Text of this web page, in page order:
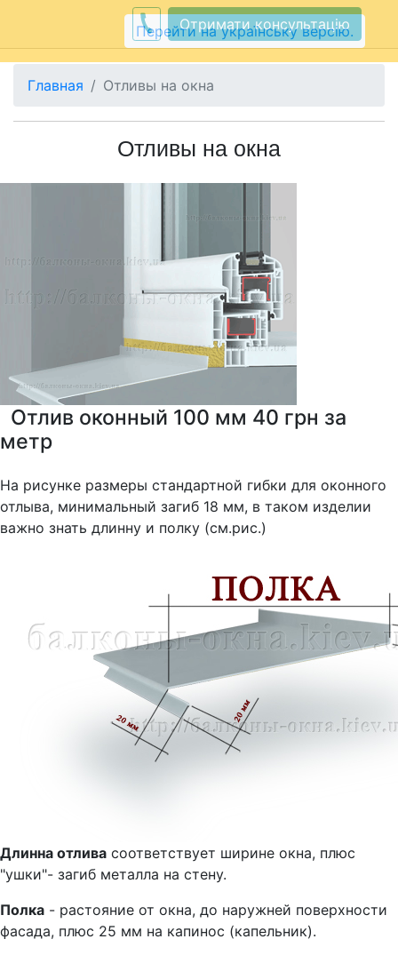
Отримати консультацію
Главная Отливы на окна
Отливы на окна
Отлив оконный 100 мм 40 грн за
метр
На рисунке размеры стандартной гибки для оконного
отлыва, минимальный загиб 18 мм, в таком изделии
важно знать длинну и полку (см.рис.)
Длинна отлива соответствует ширине окна, плюс
"ушки"- загиб металла на стену.
Полка - растояние от окна, до наружней поверхности
фасада, плюс 25 мм на капинос (капельник).
Перейти на українську версію.